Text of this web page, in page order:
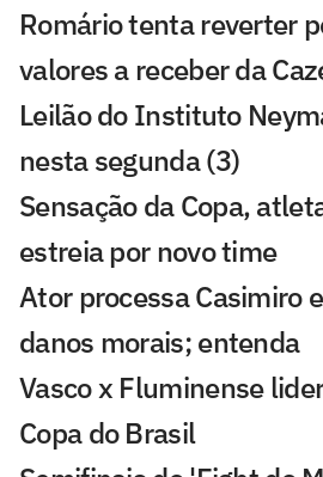
Romário tenta reverter
valores a receber da
Leilão do Instituto
nesta segunda (3)
Sensação da Copa,
estreia por novo time
Ator processa Casimiro
danos morais; entenda
Vasco x Fluminense
Copa do Brasil